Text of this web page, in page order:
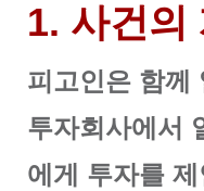
1. 사건의
피고인은 함께
투자회사에서
에게 투자를